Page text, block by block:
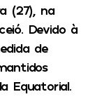
(27), na
Devido à
de
Equatorial.